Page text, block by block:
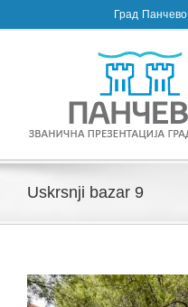
to
Град Панчево
Uskrsnji bazar 9